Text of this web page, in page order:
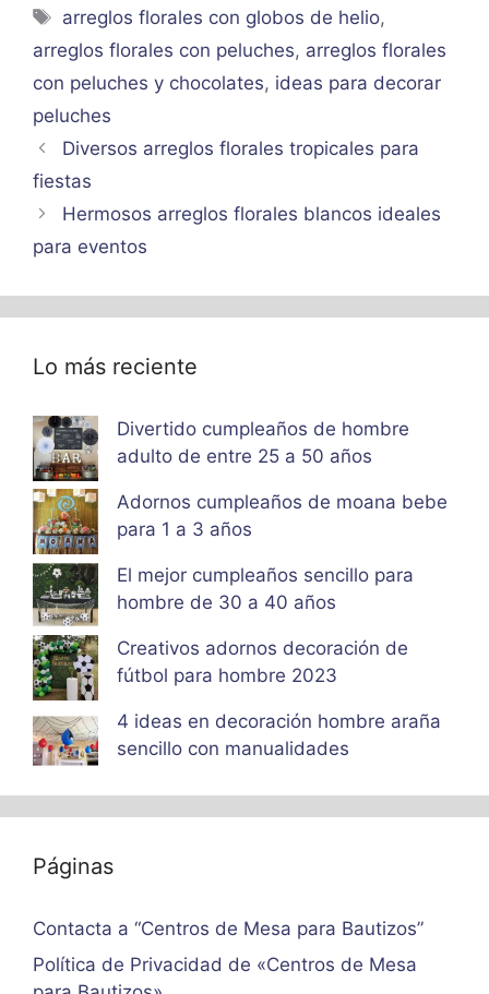
Etiquetas
arreglos florales con globos de helio,
arreglos florales con peluches, arreglos florales
con peluches y chocolates, ideas para decorar
peluches
Diversos arreglos florales tropicales para
fiestas
Hermosos arreglos florales blancos ideales
para eventos
Lo más reciente
Divertido cumpleaños de hombre
adulto de entre 25 a 50 años
Adornos cumpleaños de moana bebe
para 1 a 3 años
El mejor cumpleaños sencillo para
hombre de 30 a 40 años
Creativos adornos decoración de
fútbol para hombre 2023
4 ideas en decoración hombre araña
sencillo con manualidades
Páginas
Contacta a “Centros de Mesa para Bautizos”
Política de Privacidad de «Centros de Mesa